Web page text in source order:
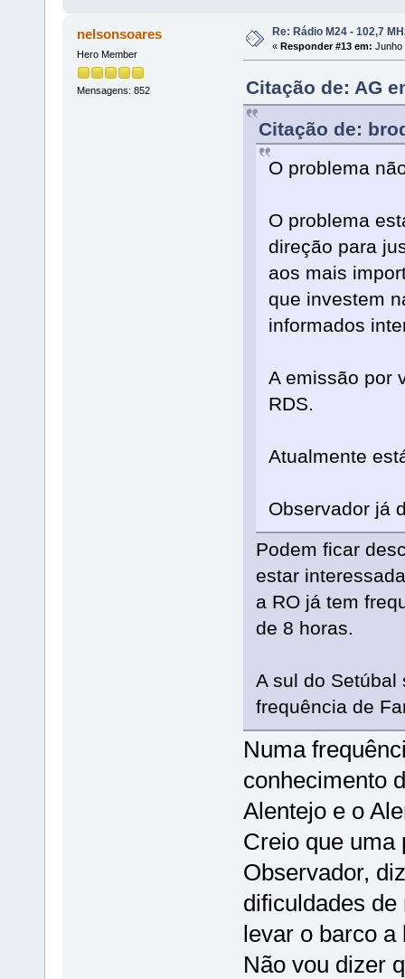
nelsonsoares
Hero Member
Mensagens: 852
Re: Rádio M24 - 102,7
« Responder #13 em: Junho
Citação de: AG
Citação de:
O problema
O problema
direção para
aos mais
que investem
informados
A emissão por
RDS.
Atualmente
Observador já
Podem ficar
estar
a RO já tem
de 8 horas.
A sul do Setúbal
frequência de
Numa
conhecimento
Alentejo e o
Creio que uma
Observador,
dificuldades
levar o barco a
Não vou dizer